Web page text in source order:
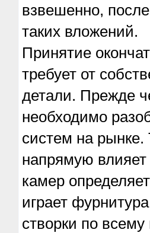
взвешенно,
таких вложений.
Принятие
требует от
детали. Прежде
необходимо
систем на
напрямую влияет
камер
играет
створки по